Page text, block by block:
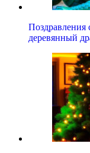
деревянный